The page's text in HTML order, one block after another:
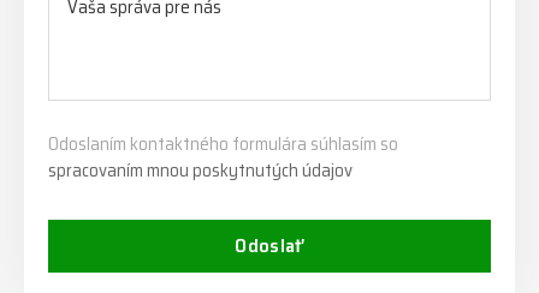
Odoslaním kontaktného formulára súhlasím so
spracovaním mnou poskytnutých údajov
Odoslať